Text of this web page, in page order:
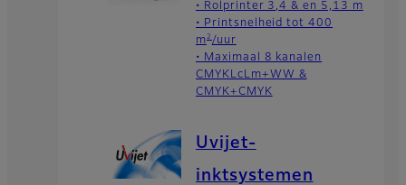
• Rolprinter 3,4 & en 5,13 m
• Printsnelheid tot 400
m2 /uur
• Maximaal 8 kanalen
CMYKLcLm+WW &
CMYK+CMYK
Uvijet-
inktsystemen